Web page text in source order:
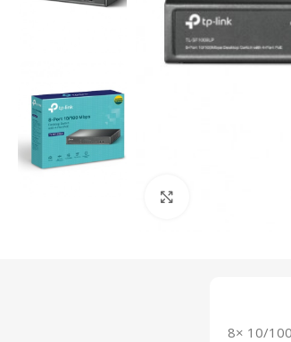
8× 10/